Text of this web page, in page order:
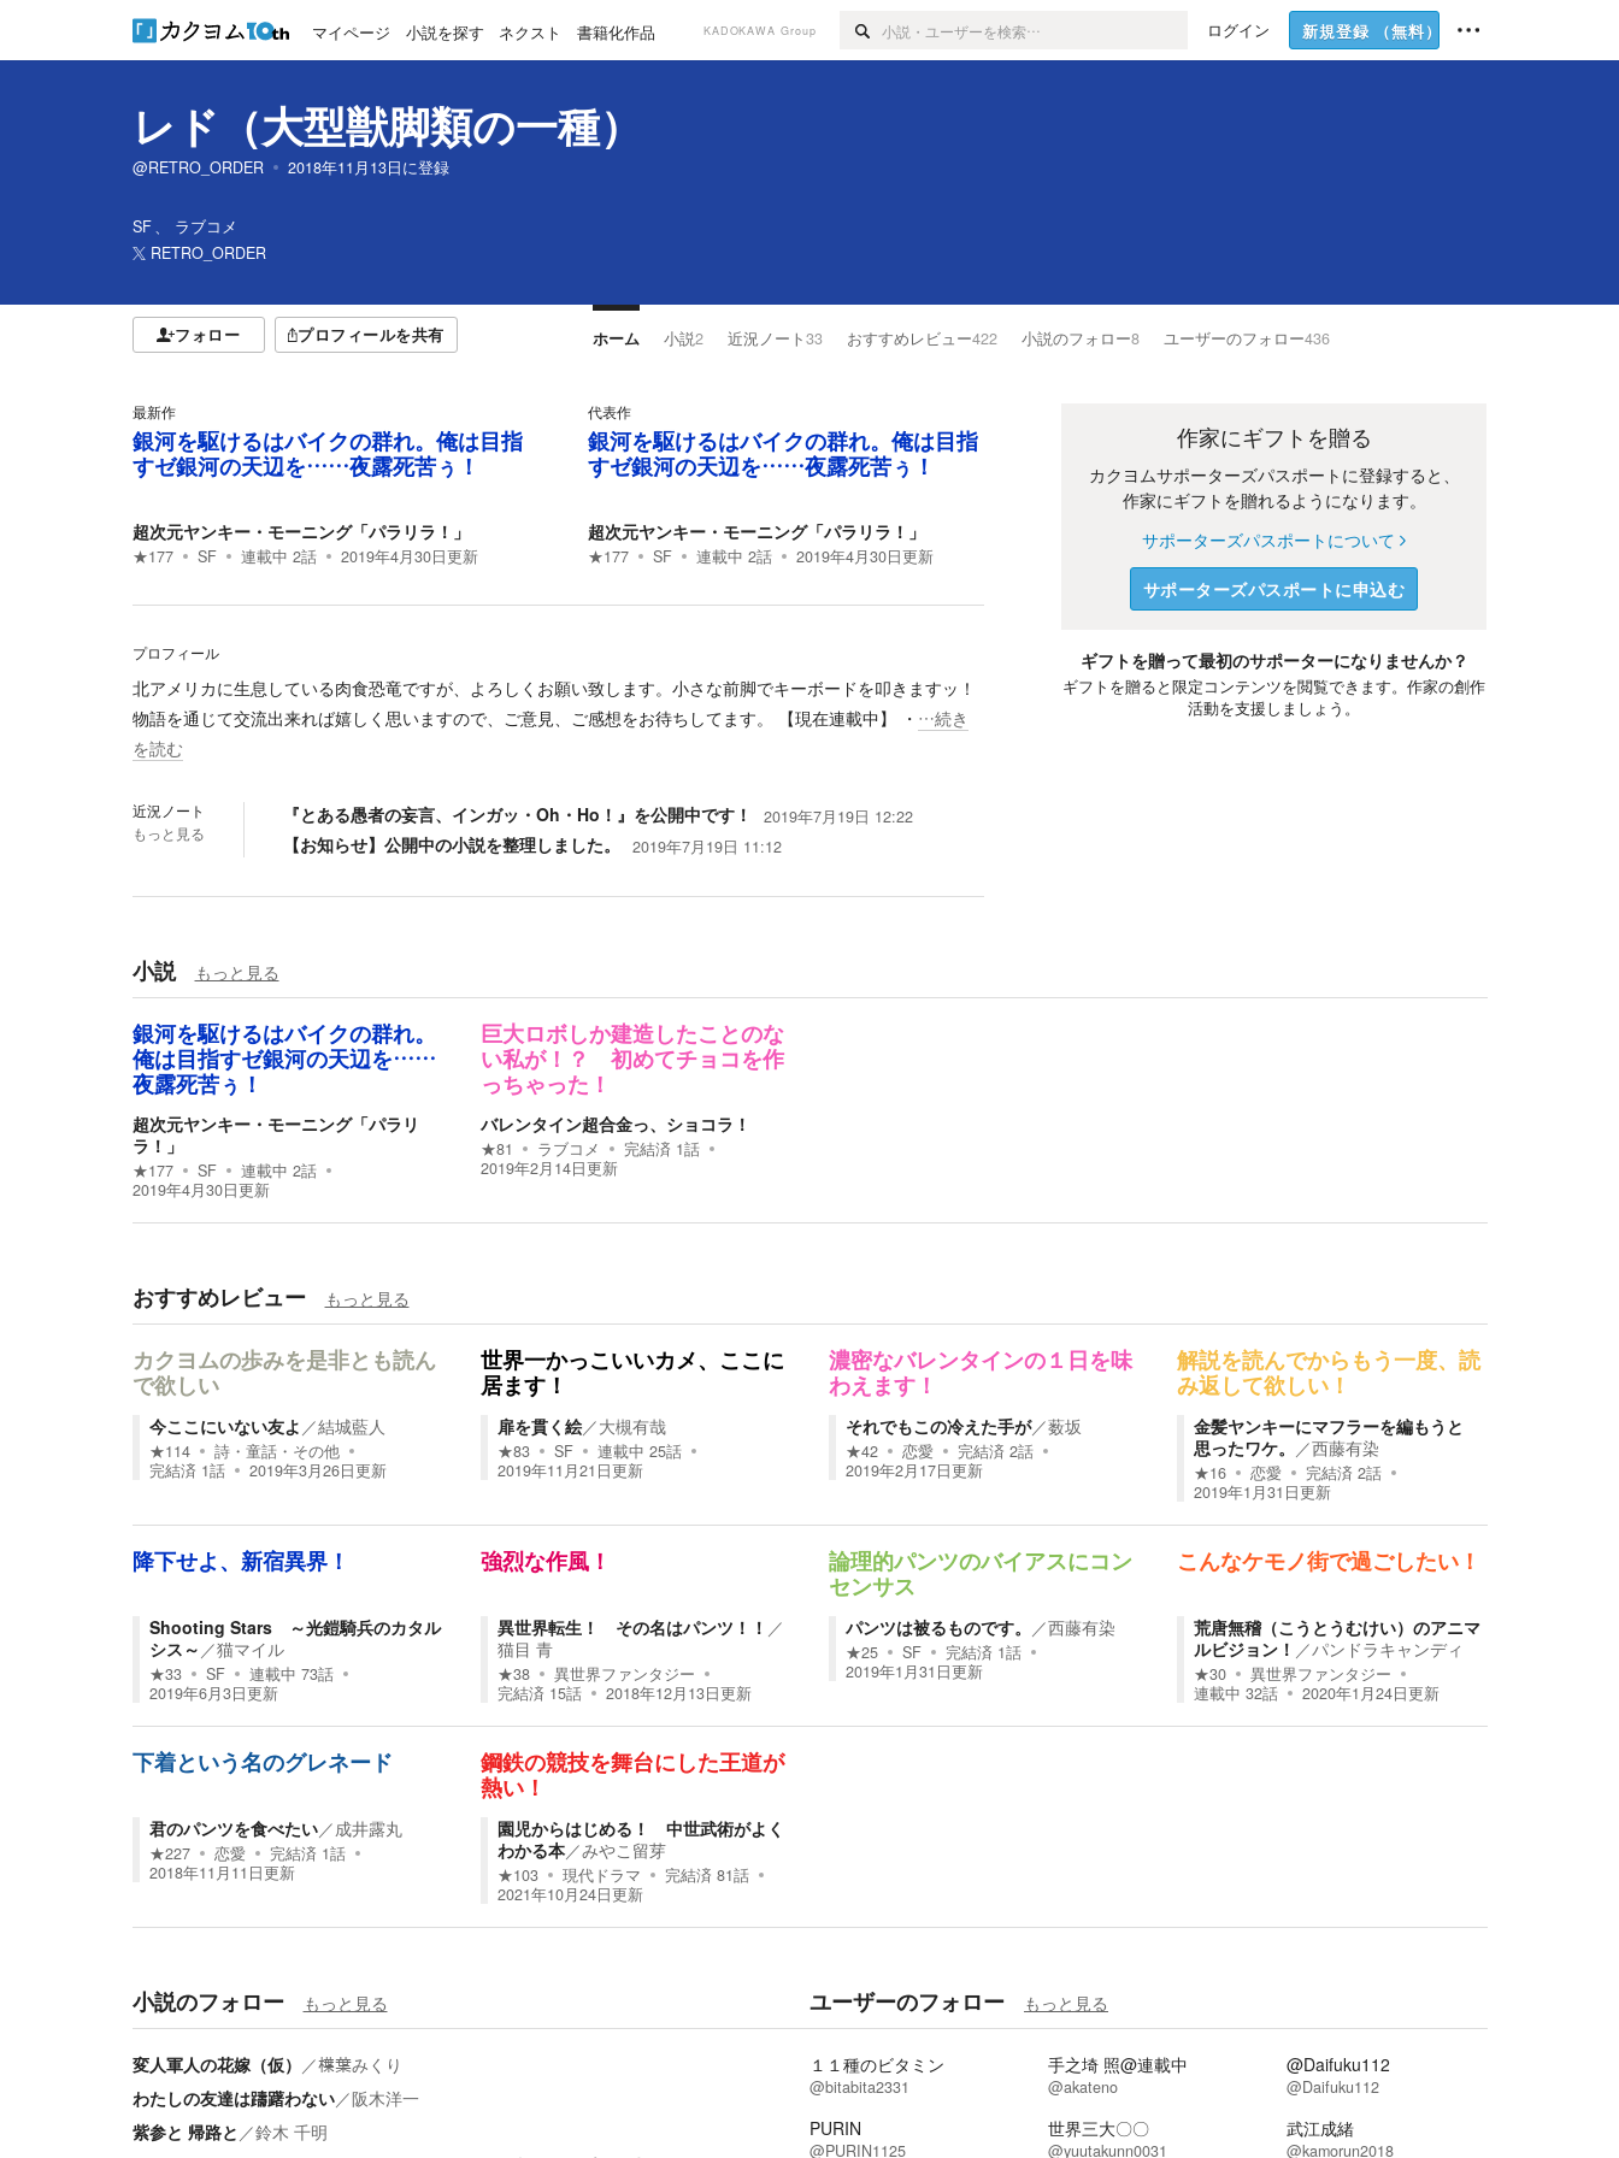
マイページ 小説を探す ネクスト 書籍化作品 KADOKAWA Group ログイン 新規登録 （無料）
レド（大型獣脚類の一種）
@RETRO_ORDER 2018年11月13日に登録
SF
ラブコメ
RETRO_ORDER
フォロー プロフィールを共有 ホーム 小説2 近況ノート33 おすすめレビュー422 小説のフォロー8 ユーザーのフォロー436
最新作
銀河を駆けるはバイクの群れ。俺は目指
すゼ銀河の天辺を……夜露死苦ぅ！
超次元ヤンキー・モーニング「パラリラ！」
★177 SF 連載中 2話 2019年4月30日更新
代表作
銀河を駆けるはバイクの群れ。俺は目指
すゼ銀河の天辺を……夜露死苦ぅ！
超次元ヤンキー・モーニング「パラリラ！」
★177 SF 連載中 2話 2019年4月30日更新
プロフィール
北アメリカに生息している肉食恐竜ですが、よろしくお願い致します。小さな前脚でキーボードを叩きますッ！
物語を通じて交流出来れば嬉しく思いますので、ご意見、ご感想をお待ちしてます。 【現在連載中】 ・ …続き
を読む
近況ノート
もっと見る
『とある愚者の妄言、インガッ・Oh・Ho！』を公開中です！ 2019年7月19日 12:22
【お知らせ】公開中の小説を整理しました。 2019年7月19日 11:12
作家にギフトを贈る
カクヨムサポーターズパスポートに登録すると、
作家にギフトを贈れるようになります。
サポーターズパスポートについて
サポーターズパスポートに申込む
ギフトを贈って最初のサポーターになりませんか？
ギフトを贈ると限定コンテンツを閲覧できます。作家の創作
活動を支援しましょう。
小説 もっと見る
銀河を駆けるはバイクの群れ。
俺は目指すゼ銀河の天辺を……
夜露死苦ぅ！
超次元ヤンキー・モーニング「パラリ
ラ！」
★177 SF 連載中 2話
2019年4月30日更新
巨大ロボしか建造したことのな
い私が！？ 初めてチョコを作
っちゃった！
バレンタイン超合金っ、ショコラ！
★81 ラブコメ 完結済 1話
2019年2月14日更新
おすすめレビュー もっと見る
カクヨムの歩みを是非とも読ん
で欲しい
今ここにいない友よ ／結城藍人
★114
詩・童話・その他
完結済 1話 2019年3月26日更新
世界一かっこいいカメ、ここに
居ます！
扉を貫く絵／大槻有哉
★83 SF 連載中 25話
2019年11月21日更新
濃密なバレンタインの１日を味
わえます！
それでもこの冷えた手が／薮坂
★42 恋愛 完結済 2話
2019年2月17日更新
解説を読んでからもう一度、読
み返して欲しい！
金髪ヤンキーにマフラーを編もうと
思ったワケ。 ／西藤有染
★16 恋愛 完結済 2話
2019年1月31日更新
降下せよ、新宿異界！
Shooting Stars ～光鎧騎兵のカタル
シス～ ／猫マイル
★33 SF 連載中 73話
2019年6月3日更新
強烈な作風！
異世界転生！ その名はパンツ！！ ／
猫目 青
★38
異世界ファンタジー
完結済 15話 2018年12月13日更新
論理的パンツのバイアスにコン
センサス
パンツは被るものです。 ／西藤有染
★25 SF 完結済 1話
2019年1月31日更新
こんなケモノ街で過ごしたい！
荒唐無稽（こうとうむけい）のアニマ
ルビジョン！ ／パンドラキャンディ
★30
異世界ファンタジー
連載中 32話 2020年1月24日更新
下着という名のグレネード
君のパンツを食べたい／成井露丸
★227 恋愛 完結済 1話
2018年11月11日更新
鋼鉄の競技を舞台にした王道が
熱い！
園児からはじめる！ 中世武術がよく
わかる本／みやこ留芽
★103 現代ドラマ 完結済 81話
2021年10月24日更新
小説のフォロー もっと見る
変人軍人の花嫁（仮） ／𣜿葉みくり
わたしの友達は躊躇わない／阪木洋一
紫参と 帰路と ／鈴木 千明
ユーザーのフォロー もっと見る
１１種のビタミン
@bitabita2331
手之埼 照@連載中
@akateno
@Daifuku112
@Daifuku112
PURIN
@PURIN1125
世界三大〇〇
@yuutakunn0031
武江成緒
@kamorun2018